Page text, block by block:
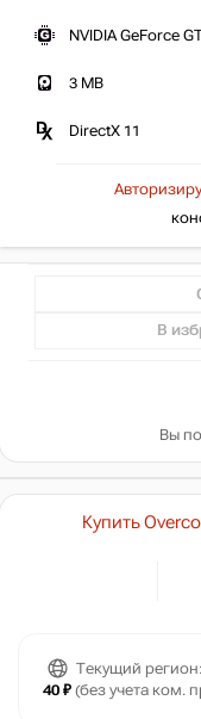
NVIDIA GeForce
3 MB
DirectX 11
В
Вы
Купить
Текущий регион:
40 ₽ (без учета ком.